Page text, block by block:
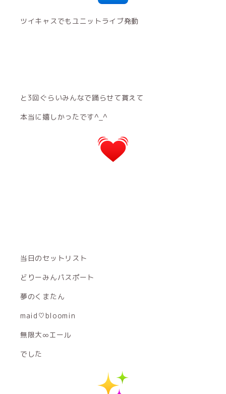
ツイキャスでもユニットライブ発動
と3回ぐらいみんなで踊らせて貰えて
本当に嬉しかったです^_^
当日のセットリスト
どりーみんパスポート
夢のくまたん
maid♡bloomin
無限大∞エール
でした